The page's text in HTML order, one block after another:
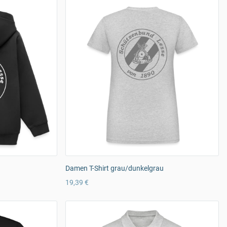
Damen T-Shirt grau/dunkelgrau
19,39 €